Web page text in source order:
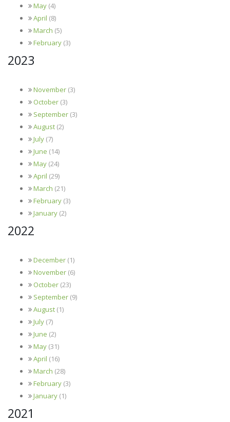
May (4)
April (8)
March (5)
February (3)
2023
November (3)
October (3)
September (3)
August (2)
July (7)
June (14)
May (24)
April (29)
March (21)
February (3)
January (2)
2022
December (1)
November (6)
October (23)
September (9)
August (1)
July (7)
June (2)
May (31)
April (16)
March (28)
February (3)
January (1)
2021